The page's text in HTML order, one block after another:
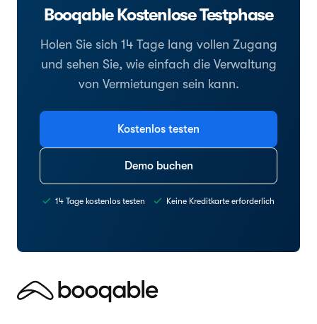
Booqable Kostenlose Testphase
Holen Sie sich 14 Tage lang vollen Zugang
und sehen Sie, wie einfach die Verwaltung
von Vermietungen sein kann.
Kostenlos testen
Demo buchen
14 Tage kostenlos testen Keine Kreditkarte erforderlich